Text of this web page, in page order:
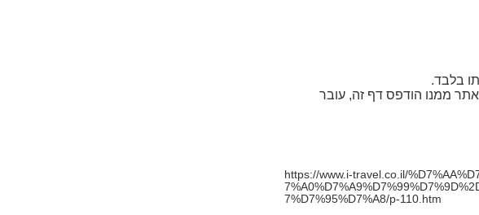
בלבד.
ממנו הודפס דף זה, עובר
https://www.i-travel.co.il/
7%D7%95%D7%A8/p-110.htm